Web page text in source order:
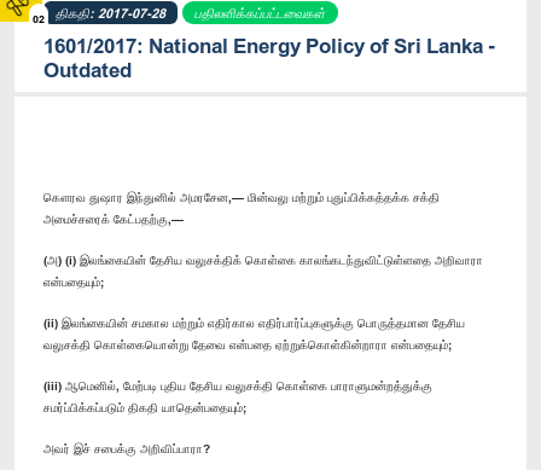
02 திகதி: 2017-07-28 பதிலளிக்கப்பட்டவைகள்
1601/2017: National Energy Policy of Sri Lanka -
Outdated
கௌரவ துஷார இந்துனில் அமரசேன,— மின்வலு மற்றும் புதுப்பிக்கத்தக்க சக்தி
அமைச்சரைக் கேட்பதற்கு,—
(அ) (​i) இலங்கையின் தேசிய வலுசக்திக் கொள்கை காலங்கடந்துவிட்டுள்ளதை அறிவாரா
என்பதையும்;
(ii) இலங்கையின் சமகால மற்றும் எதிர்கால எதிர்பார்ப்புகளுக்கு பொருத்தமான தேசிய
வலுசக்தி கொள்கையொன்று தேவை என்பதை ஏற்றுக்கொள்கின்றாரா என்பதையும்;
(iii) ஆமெனில், மேற்படி புதிய தேசிய வலுசக்தி கொள்கை பாராளுமன்றத்துக்கு
சமர்ப்பிக்கப்படும் திகதி யாதென்பதையும்;
அவர் இச் சபைக்கு அறிவிப்பாரா?